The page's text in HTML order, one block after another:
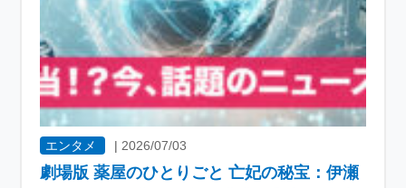
エンタメ | 2026/07/03
劇場版 薬屋のひとりごと 亡妃の秘宝：伊瀬